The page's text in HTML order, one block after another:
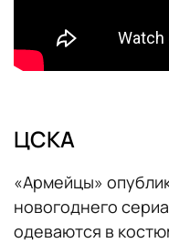
ЦСКА
«Армейцы»
новогоднего
одеваются в